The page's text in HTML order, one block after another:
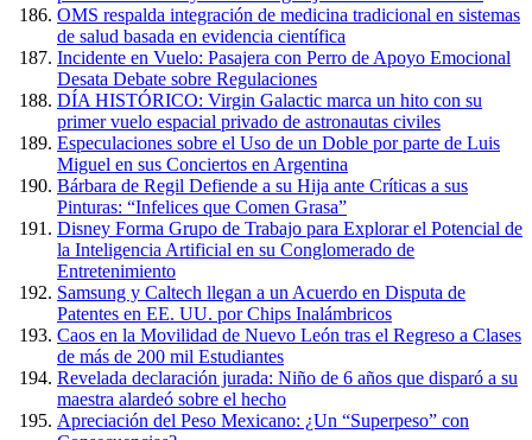
OMS respalda integración de medicina tradicional en sistemas
de salud basada en evidencia científica
Incidente en Vuelo: Pasajera con Perro de Apoyo Emocional
Desata Debate sobre Regulaciones
DÍA HISTÓRICO: Virgin Galactic marca un hito con su
primer vuelo espacial privado de astronautas civiles
Especulaciones sobre el Uso de un Doble por parte de Luis
Miguel en sus Conciertos en Argentina
Bárbara de Regil Defiende a su Hija ante Críticas a sus
Pinturas: “Infelices que Comen Grasa”
Disney Forma Grupo de Trabajo para Explorar el Potencial de
la Inteligencia Artificial en su Conglomerado de
Entretenimiento
Samsung y Caltech llegan a un Acuerdo en Disputa de
Patentes en EE. UU. por Chips Inalámbricos
Caos en la Movilidad de Nuevo León tras el Regreso a Clases
de más de 200 mil Estudiantes
Revelada declaración jurada: Niño de 6 años que disparó a su
maestra alardeó sobre el hecho
Apreciación del Peso Mexicano: ¿Un “Superpeso” con